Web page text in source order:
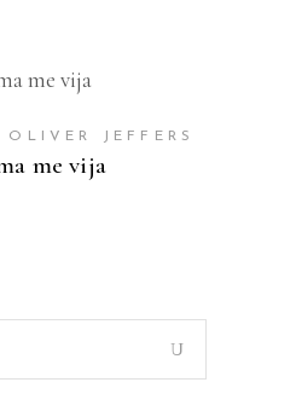
SHPORTË
JEFFERS
me vija